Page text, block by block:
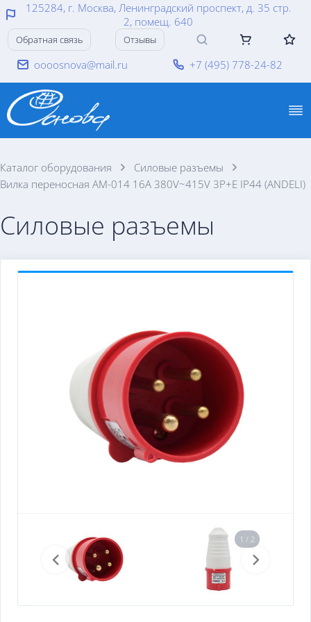
125284, г. Москва, Ленинградский проспект, д. 35 стр.
2, помещ. 640
oooosnova@mail.ru +7 (495) 778-24-82
Обратная связь Отзывы
Каталог оборудования
Силовые разъемы
Вилка переносная AM-014 16A 380V~415V 3P+E IP44 (ANDELI)
Силовые разъемы
1 / 2